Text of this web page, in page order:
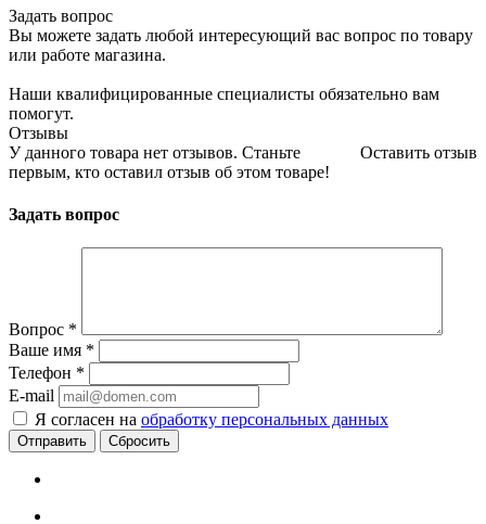
Задать вопрос
Вы можете задать любой интересующий вас вопрос по товару
или работе магазина.
Наши квалифицированные специалисты обязательно вам
помогут.
Отзывы
Оставить отзыв
У данного товара нет отзывов. Станьте
первым, кто оставил отзыв об этом товаре!
Задать вопрос
Вопрос *
Ваше имя *
Телефон *
E-mail
Я согласен на обработку персональных данных
Сбросить